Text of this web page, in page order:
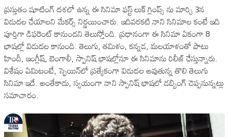
ప్రస్తుతం షూటింగ్ దశలో ఉన్న ఈ సినిమా ఫస్ట్ లుక్‌ గ్లింప్స్ ను మార్చి 3న
విడుదల చేయాలని మేకర్స్‌ నిర్ణయించారు. ఇదివరకటి నాని సినిమాల కంటే ఇది
పూర్తిగా డిఫరెంట్‌ కానుందని తెలుస్తోంది. ప్రధానంగా ఈ సినిమా ఏకంగా 8
భాషల్లో విడుదల కానుంది. తెలుగు, తమిళం, కన్నడ, మలయాళంతో పాటు
హిందీ, ఇంగ్లీష్, బెంగాలీ, స్పానిష్ భాషల్లోనూ ఈ సినిమాను రిలీజ్‌ చేస్తున్నారు.
విశేషం ఏమిటంటే, స్పెయిన్‌లో ప్రత్యేకంగా విడుదల అవుతున్న తొలి తెలుగు
సినిమా ఇదే. అంతేకాదు, స్వయంగా నాని స్పానిష్‌ భాషలో డబ్బింగ్‌ చెప్పనున్నట్లు
సమాచారం.